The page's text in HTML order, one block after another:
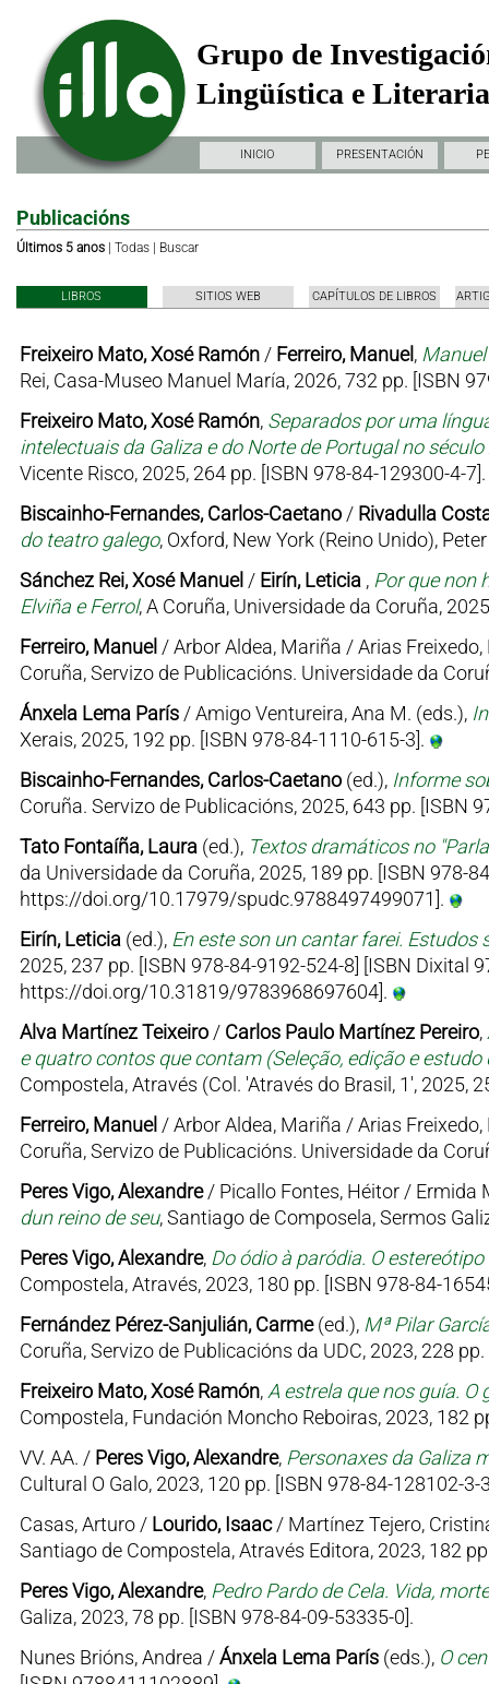
Grupo de
Lingüística e
INICIO PRESENTACIÓN
Publicacións
Últimos 5 anos| Todas| Buscar
LIBROS SITIOS WEB CAPÍTULOS DE LIBROS
Freixeiro Mato, Xosé Ramón/ Ferreiro, Manuel,
Rei, Casa-Museo Manuel María, 2026, 732 pp. [ISBN
Freixeiro Mato, Xosé Ramón, Separados por uma
intelectuais da Galiza e do Norte de Portugal no
Vicente Risco, 2025, 264 pp. [ISBN 978-84-129300-4-7].
Biscainho-Fernandes, Carlos-Caetano/ Rivadulla
do teatro galego, Oxford, New York (Reino Unido),
Sánchez Rei, Xosé Manuel / Eirín, Leticia , Por que non
Elviña e Ferrol, A Coruña, Universidade da Coruña,
Ferreiro, Manuel / Arbor Aldea, Mariña / Arias
Coruña, Servizo de Publicacións. Universidade da
Ánxela Lema París/ Amigo Ventureira, Ana M. (eds.),
Xerais, 2025, 192 pp. [ISBN 978-84-1110-615-3].
Biscainho-Fernandes, Carlos-Caetano(ed.), Informe
Coruña. Servizo de Publicacións, 2025, 643 pp.
Tato Fontaíña, Laura (ed.), Textos dramáticos no
da Universidade da Coruña, 2025, 189 pp. [ISBN 978-
https://doi.org/10.17979/spudc.9788497499071].
Eirín, Leticia (ed.), En este son un cantar farei.
2025, 237 pp. [ISBN 978-84-9192-524-8] [ISBN Dixital
https://doi.org/10.31819/9783968697604].
Alva Martínez Teixeiro/ Carlos Paulo Martínez Pereiro,
e quatro contos que contam (Seleção, edição e
Compostela, Através (Col. 'Através do Brasil, 1', 2025,
Ferreiro, Manuel / Arbor Aldea, Mariña / Arias
Coruña, Servizo de Publicacións. Universidade da
Peres Vigo, Alexandre/ Picallo Fontes, Héitor / Ermida
dun reino de seu, Santiago de Composela, Sermos
Peres Vigo, Alexandre, Do ódio à paródia. O
Compostela, Através, 2023, 180 pp. [ISBN 978-84-
Fernández Pérez-Sanjulián, Carme(ed.), Mª Pilar
Coruña, Servizo de Publicacións da UDC, 2023, 228
Freixeiro Mato, Xosé Ramón, A estrela que nos guía.
Compostela, Fundación Moncho Reboiras, 2023, 182
VV. AA. / Peres Vigo, Alexandre, Personaxes da Galiza
Cultural O Galo, 2023, 120 pp. [ISBN 978-84-128102-3-
Casas, Arturo / Lourido, Isaac/ Martínez Tejero,
Santiago de Compostela, Através Editora, 2023, 182
Peres Vigo, Alexandre, Pedro Pardo de Cela. Vida,
Galiza, 2023, 78 pp. [ISBN 978-84-09-53335-0].
Nunes Brións, Andrea /Ánxela Lema París(eds.), O